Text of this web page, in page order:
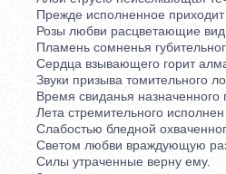
Прежде исполненное приходит
Розы любви расцветающие
Пламень сомненья
Сердца взывающего горит
Звуки призыва томительного
Время свиданья назначенного
Лета стремительного исполнен
Слабостью бледной
Светом любви враждующую
Силы утраченные верну ему.